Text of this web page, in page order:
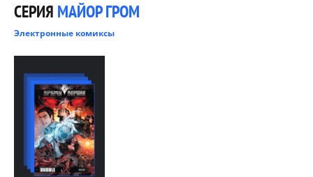
СЕРИЯ МАЙОР ГРОМ
Электронные комиксы